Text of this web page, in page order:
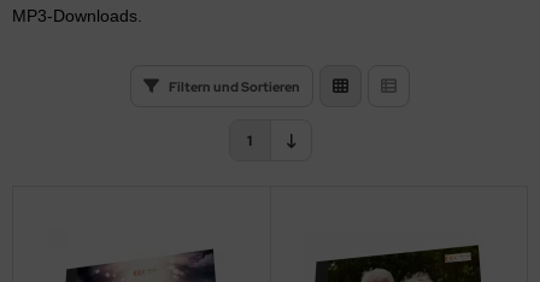
MP3-Downloads.
Filtern und Sortieren
1